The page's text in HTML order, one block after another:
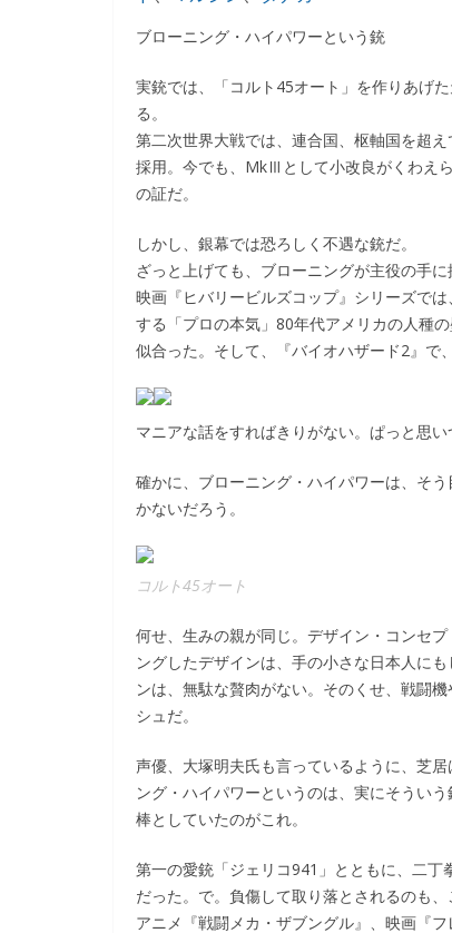
ブローニング・ハイパワーという銃
実銃では、「コルト45オート」を作りあげ
る。
第二次世界大戦では、連合国、枢軸国を超
採用。今でも、MkⅢとして小改良がくわえ
の証だ。
しかし、銀幕では恐ろしく不遇な銃だ。
ざっと上げても、ブローニングが主役の手
映画『ヒバリービルズコップ』シリーズで
する「プロの本気」80年代アメリカの人種
似合った。そして、『バイオハザード2』で
マニアな話をすればきりがない。ぱっと思い
確かに、ブローニング・ハイパワーは、そ
かないだろう。
コルト45オート
何せ、生みの親が同じ。デザイン・コンセ
ングしたデザインは、手の小さな日本人に
ンは、無駄な贅肉がない。そのくせ、戦闘
シュだ。
声優、大塚明夫氏も言っているように、芝
ング・ハイパワーというのは、実にそうい
棒としていたのがこれ。
第一の愛銃「ジェリコ941」とともに、二
だった。で。負傷して取り落とされるのも、
アニメ『戦闘メカ・ザブングル』、映画『